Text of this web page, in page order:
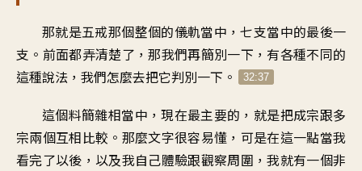
那就是五戒那個整個的儀軌當中，七支當中的最後一
支。前面都弄清楚了，那我們再簡別一下，有各種不同的
這種說法，我們怎麼去把它判別一下。
32:37
這個料簡雜相當中，現在最主要的，就是把成宗跟多
宗兩個互相比較。那麼文字很容易懂，可是在這一點當我
看完了以後，以及我自己體驗跟觀察周圍，我就有一個非